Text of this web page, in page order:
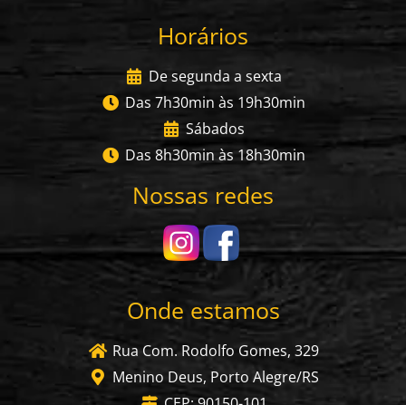
Horários
De segunda a sexta
Das 7h30min às 19h30min
Sábados
Das 8h30min às 18h30min
Nossas redes
Onde estamos
Rua Com. Rodolfo Gomes, 329
Menino Deus, Porto Alegre/RS